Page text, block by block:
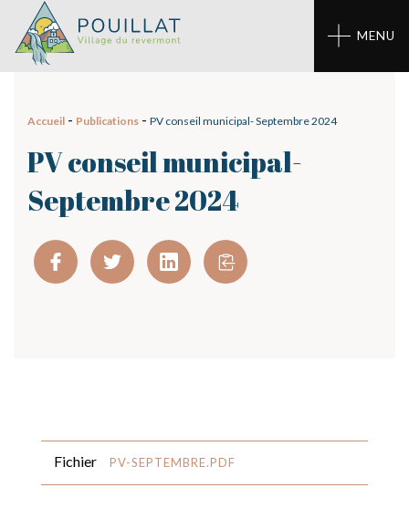
Panneau de gestion des cookies
MENU
Accueil - Publications - PV conseil municipal- Septembre 2024
PV conseil municipal-
Septembre 2024
Fichier PV-SEPTEMBRE.PDF